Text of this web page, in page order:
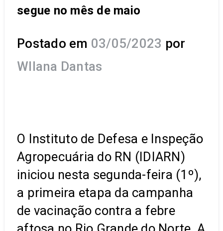
segue no mês de maio
Postado em 03/05/2023 por
Wllana Dantas
O Instituto de Defesa e Inspeção
Agropecuária do RN (IDIARN)
iniciou nesta segunda-feira (1º),
a primeira etapa da campanha
de vacinação contra a febre